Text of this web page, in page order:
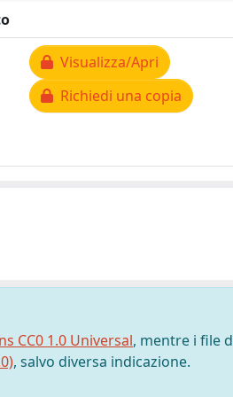
Visualizza/Apri
Richiedi una copia
CC0 1.0 Universal, mentre i file
, salvo diversa indicazione.